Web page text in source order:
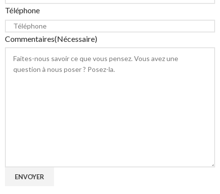
Téléphone
Commentaires(Nécessaire)